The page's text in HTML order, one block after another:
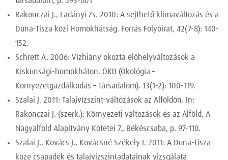
Rakonczai J., Ladányi Zs. 2010: A sejthető klímaváltozás és a
Duna-Tisza közi Homokhátság. Forrás Folyóirat, 42(7-8): 140-
152.
Schrett A. 2006: Vízhiány okozta élőhelyváltozások a
Kiskunsági-homokháton. ÖKO (Ökológia –
Környezetgazdálkodás – Társadalom). 13(1-2): 100-119.
Szalai J. 2011: Talajvízszint-változások az Alföldön. In:
Rakonczai J. (szerk.): Környezeti változások és az Alföld. A
Nagyalföld Alapítvány Kötetei 7., Békéscsaba, p. 97-110.
Szalai J., Kovács J., Kovácsné Székely I. 2011: A Duna-Tisza
köze csapadék és talajvízszintadatainak vizsgálata